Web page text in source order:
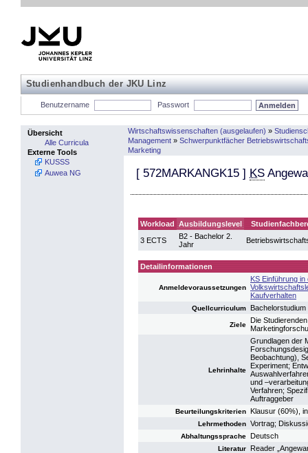
Studienhandbuch der JKU Linz
Benutzername Passwort
Übersicht
Alle Curricula
Externe Tools
KUSSS
Auwea NG
Wirtschaftswissenschaften (ausgelaufen) »
Management » Schwerpunktfächer
Marketing
[ 572MARKANGK15 ] KS
Workload Ausbildungslevel
3 ECTS
B2 - Bachelor 2.
Jahr
Detailinformationen
Anmeldevoraussetzungen
KS Einführung
Kaufverhalten
Quellcurriculum
Ziele
Die
Lehrinhalte
Grundlagen der
Beobachtung),
Experiment;
und
Verfahren;
Auftraggeber
Beurteilungskriterien Klausur (60%),
Lehrmethoden Vortrag;
Abhaltungssprache Deutsch
Literatur Reader